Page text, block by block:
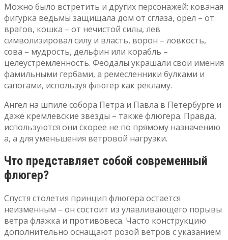
Можно было встретить и других персонажей: кованая
фигурка ведьмы защищала дом от сглаза, орел – от
врагов, кошка – от нечистой силы, лев
символизировал силу и власть, ворон – ловкость,
сова – мудрость, дельфин или корабль –
целеустремленность. Феодалы украшали свои имения
фамильными гербами, а ремесленники булками и
сапогами, используя флюгер как рекламу.
Ангел на шпиле собора Петра и Павла в Петербурге и
даже кремлевские звезды – также флюгера. Правда,
используются они скорее не по прямому назначению
а, а для уменьшения ветровой нагрузки.
Что представляет собой современный
флюгер?
Спустя столетия принцип флюгера остается
неизменным – он состоит из улавливающего порывы
ветра флажка и противовеса. Часто конструкцию
дополнительно оснащают розой ветров с указанием